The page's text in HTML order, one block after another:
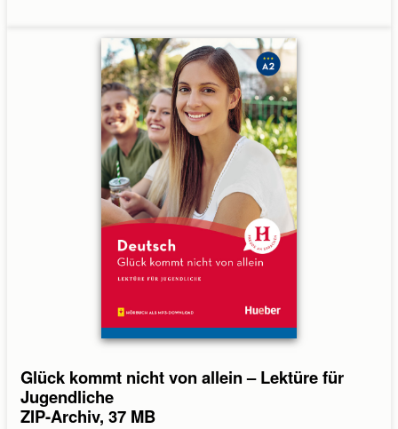
Glück kommt nicht von allein – Lektüre für
Jugendliche
ZIP-Archiv, 37 MB